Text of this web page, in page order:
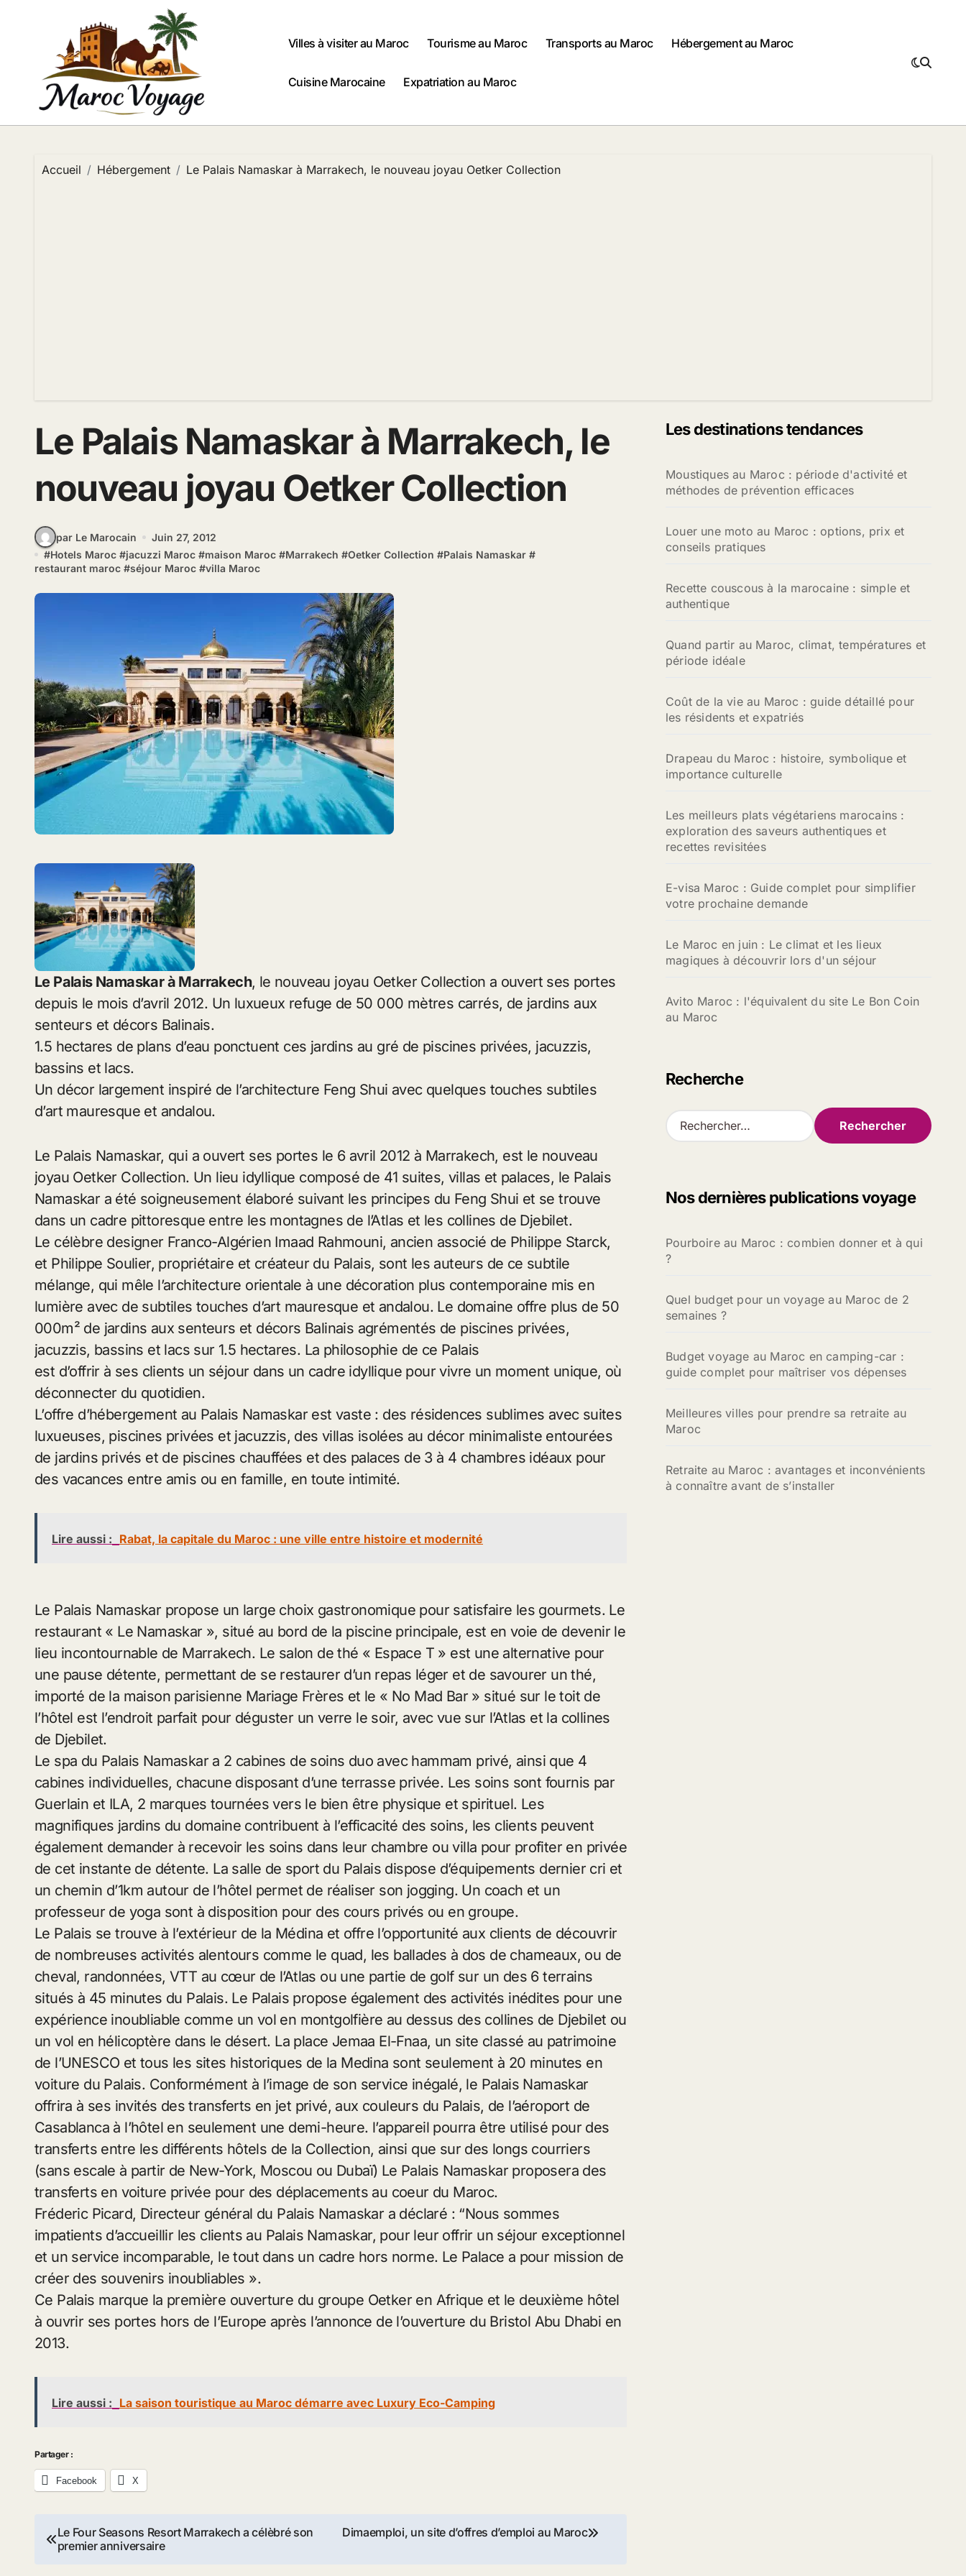
Villes à visiter au Maroc Tourisme au Maroc Transports au Maroc Hébergement au Maroc
Cuisine Marocaine Expatriation au Maroc
Accueil Hébergement Le Palais Namaskar à Marrakech, le nouveau joyau Oetker Collection
Le Palais Namaskar à Marrakech, le
nouveau joyau Oetker Collection
par Le Marocain
Juin 27, 2012
#Hotels Maroc #jacuzzi Maroc #maison Maroc #Marrakech #Oetker Collection #Palais Namaskar #
restaurant maroc #séjour Maroc #villa Maroc
Le Palais Namaskar à Marrakech, le nouveau joyau Oetker Collection a ouvert ses portes
depuis le mois d’avril 2012. Un luxueux refuge de 50 000 mètres carrés, de jardins aux
senteurs et décors Balinais.
1.5 hectares de plans d’eau ponctuent ces jardins au gré de piscines privées, jacuzzis,
bassins et lacs.
Un décor largement inspiré de l’architecture Feng Shui avec quelques touches subtiles
d’art mauresque et andalou.
Le Palais Namaskar, qui a ouvert ses portes le 6 avril 2012 à Marrakech, est le nouveau
joyau Oetker Collection. Un lieu idyllique composé de 41 suites, villas et palaces, le Palais
Namaskar a été soigneusement élaboré suivant les principes du Feng Shui et se trouve
dans un cadre pittoresque entre les montagnes de l’Atlas et les collines de Djebilet.
Le célèbre designer Franco-Algérien Imaad Rahmouni, ancien associé de Philippe Starck,
et Philippe Soulier, propriétaire et créateur du Palais, sont les auteurs de ce subtile
mélange, qui mêle l’architecture orientale à une décoration plus contemporaine mis en
lumière avec de subtiles touches d’art mauresque et andalou. Le domaine offre plus de 50
000m² de jardins aux senteurs et décors Balinais agrémentés de piscines privées,
jacuzzis, bassins et lacs sur 1.5 hectares. La philosophie de ce Palais
est d’offrir à ses clients un séjour dans un cadre idyllique pour vivre un moment unique, où
déconnecter du quotidien.
L’offre d’hébergement au Palais Namaskar est vaste : des résidences sublimes avec suites
luxueuses, piscines privées et jacuzzis, des villas isolées au décor minimaliste entourées
de jardins privés et de piscines chauffées et des palaces de 3 à 4 chambres idéaux pour
des vacances entre amis ou en famille, en toute intimité.
Lire aussi : Rabat, la capitale du Maroc : une ville entre histoire et modernité
Le Palais Namaskar propose un large choix gastronomique pour satisfaire les gourmets. Le
restaurant « Le Namaskar », situé au bord de la piscine principale, est en voie de devenir le
lieu incontournable de Marrakech. Le salon de thé « Espace T » est une alternative pour
une pause détente, permettant de se restaurer d’un repas léger et de savourer un thé,
importé de la maison parisienne Mariage Frères et le « No Mad Bar » situé sur le toit de
l’hôtel est l’endroit parfait pour déguster un verre le soir, avec vue sur l’Atlas et la collines
de Djebilet.
Le spa du Palais Namaskar a 2 cabines de soins duo avec hammam privé, ainsi que 4
cabines individuelles, chacune disposant d’une terrasse privée. Les soins sont fournis par
Guerlain et ILA, 2 marques tournées vers le bien être physique et spirituel. Les
magnifiques jardins du domaine contribuent à l’efficacité des soins, les clients peuvent
également demander à recevoir les soins dans leur chambre ou villa pour profiter en privée
de cet instante de détente. La salle de sport du Palais dispose d’équipements dernier cri et
un chemin d’1km autour de l’hôtel permet de réaliser son jogging. Un coach et un
professeur de yoga sont à disposition pour des cours privés ou en groupe.
Le Palais se trouve à l’extérieur de la Médina et offre l’opportunité aux clients de découvrir
de nombreuses activités alentours comme le quad, les ballades à dos de chameaux, ou de
cheval, randonnées, VTT au cœur de l’Atlas ou une partie de golf sur un des 6 terrains
situés à 45 minutes du Palais. Le Palais propose également des activités inédites pour une
expérience inoubliable comme un vol en montgolfière au dessus des collines de Djebilet ou
un vol en hélicoptère dans le désert. La place Jemaa El-Fnaa, un site classé au patrimoine
de l’UNESCO et tous les sites historiques de la Medina sont seulement à 20 minutes en
voiture du Palais. Conformément à l’image de son service inégalé, le Palais Namaskar
offrira à ses invités des transferts en jet privé, aux couleurs du Palais, de l’aéroport de
Casablanca à l’hôtel en seulement une demi-heure. l’appareil pourra être utilisé pour des
transferts entre les différents hôtels de la Collection, ainsi que sur des longs courriers
(sans escale à partir de New-York, Moscou ou Dubaï) Le Palais Namaskar proposera des
transferts en voiture privée pour des déplacements au coeur du Maroc.
Fréderic Picard, Directeur général du Palais Namaskar a déclaré : “Nous sommes
impatients d’accueillir les clients au Palais Namaskar, pour leur offrir un séjour exceptionnel
et un service incomparable, le tout dans un cadre hors norme. Le Palace a pour mission de
créer des souvenirs inoubliables ».
Ce Palais marque la première ouverture du groupe Oetker en Afrique et le deuxième hôtel
à ouvrir ses portes hors de l’Europe après l’annonce de l’ouverture du Bristol Abu Dhabi en
2013.
Lire aussi : La saison touristique au Maroc démarre avec Luxury Eco-Camping
Partager :
Facebook X
Navigation
de
Le Four Seasons Resort Marrakech a célèbré son
premier anniversaire
Dimaemploi, un site d’offres d’emploi au Maroc
Les destinations tendances
Moustiques au Maroc : période d'activité et
méthodes de prévention efficaces
Louer une moto au Maroc : options, prix et
conseils pratiques
Recette couscous à la marocaine : simple et
authentique
Quand partir au Maroc, climat, températures et
période idéale
Coût de la vie au Maroc : guide détaillé pour
les résidents et expatriés
Drapeau du Maroc : histoire, symbolique et
importance culturelle
Les meilleurs plats végétariens marocains :
exploration des saveurs authentiques et
recettes revisitées
E-visa Maroc : Guide complet pour simplifier
votre prochaine demande
Le Maroc en juin : Le climat et les lieux
magiques à découvrir lors d'un séjour
Avito Maroc : l'équivalent du site Le Bon Coin
au Maroc
Recherche
R
e
r
e
r
Nos dernières publications voyage
Pourboire au Maroc : combien donner et à qui
?
Quel budget pour un voyage au Maroc de 2
semaines ?
Budget voyage au Maroc en camping-car :
guide complet pour maîtriser vos dépenses
Meilleures villes pour prendre sa retraite au
Maroc
Retraite au Maroc : avantages et inconvénients
à connaître avant de s’installer